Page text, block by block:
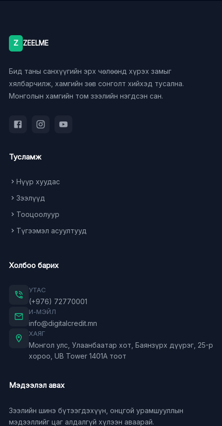
Z ZEELME
Бид таны санхүүгийн эрх чөлөөнд хүрэх замыг
хялбарчилж, хамгийн зөв сонголт хийхэд тусална.
Монголын хамгийн том зээлийн нэгдсэн сан.
Тусламж
Нүүр хуудас
Зээлүүд
Тооцоолуур
Түгээмэл асуултууд
Холбоо барих
УТАС
(+976) 72770001
И-МЭЙЛ
info@digitalcredit.mn
ХАЯГ
Монгол улс, Улаанбаатар хот, Баянзүрх дүүрэг, 25-р
хороо, UB Tower 1401A тоот
Мэдээлэл авах
Зээлийн шинэ бүтээгдэхүүн, онцгой урамшууллын
мэдээллийг цаг алдалгүй хүлээн аваарай.